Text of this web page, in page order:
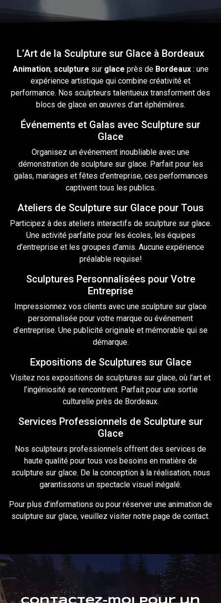
L’Art de la Sculpture sur Glace à Bordeaux
Animation, sculpture sur glace près de Bordeaux: une
expérience artistique qui combine créativité et
performance. Nos sculpteurs talentueux transforment des
blocs de glace en œuvres d’art éphémères.
Événements et Galas avec Sculpture sur
Glace
Organisez un événement inoubliable avec une
démonstration de sculpture sur glace. Parfait pour les
galas, mariages et fêtes d’entreprise, ces performances
captivent tous les publics.
Ateliers de Sculpture sur Glace pour Tous
Participez à des ateliers interactifs de sculpture sur glace.
Une activité parfaite pour les écoles, les équipes
d’entreprise et les groupes d’amis. Aucune expérience
préalable requise!
Sculptures Personnalisées pour Votre
Entreprise
Impressionnez vos clients avec une sculpture sur glace
personnalisée pour votre marque ou événement
d’entreprise. Une publicité originale et mémorable qui se
démarque.
Expositions de Sculptures sur Glace
Visitez nos expositions de sculptures sur glace, où l’art et
l’ingéniosité se rencontrent. Parfait pour une sortie
culturelle près de Bordeaux.
Services Professionnels de Sculpture sur
Glace
Nos sculpteurs professionnels offrent des services de
haute qualité pour tous vos besoins en matière de
sculpture sur glace. De la conception à la réalisation, nous
garantissons un spectacle visuel inégalé.
Pour plus d’informations ou pour réserver une animation de
sculpture sur glace, veuillez visiter notre page de contact.